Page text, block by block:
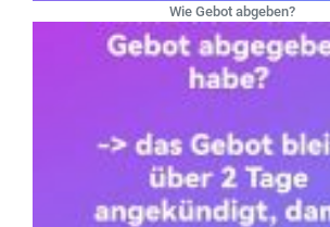
Wie Gebot abgeben?